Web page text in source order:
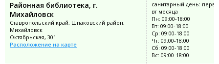
Районная библиотека, г.
Михайловск
Ставропольский край, Шпаковский район,
Михайловск
Октябрьская, 301
Расположение на карте
санитарный день:
вт месяца
Пн: 09:00-18:00
Вт: 09:00-18:00
Ср: 09:00-18:00
Чт: 09:00-18:00
Сб: 09:00-18:00
Вс: 09:00-18:00